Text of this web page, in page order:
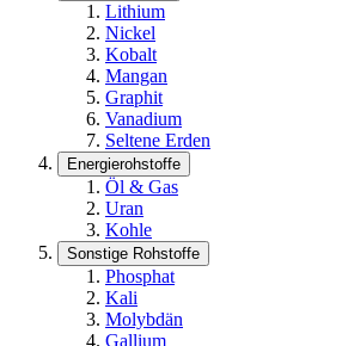
Lithium
Nickel
Kobalt
Mangan
Graphit
Vanadium
Seltene Erden
Energierohstoffe
Öl & Gas
Uran
Kohle
Sonstige Rohstoffe
Phosphat
Kali
Molybdän
Gallium